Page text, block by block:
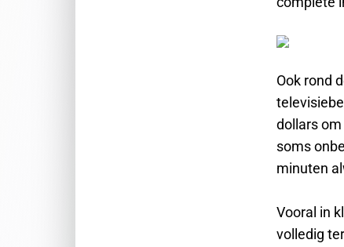
Ook rond
dollars
soms
minuten
Vooral in
volledig